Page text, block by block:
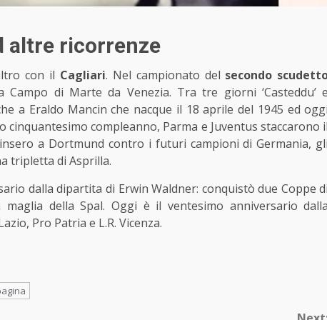
altre ricorrenze
con il Cagliari. Nel campionato del secondo
di Marte da Venezia. Tra tre giorni ‘Casteddu’ e
a Eraldo Mancin che nacque il 18 aprile del 1945 ed oggi
compleanno, Parma e Juventus staccarono il
a Dortmund contro i futuri campioni di Germania, gli
tripletta di Asprilla.
dalla dipartita di Erwin Waldner: conquistò due Coppe di
della Spal. Oggi è il ventesimo anniversario dalla
Pro Patria e L.R. Vicenza.